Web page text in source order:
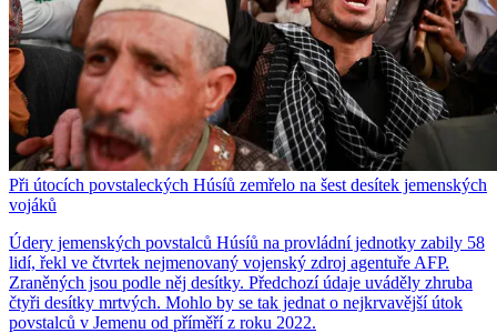
Při útocích povstaleckých Húsíů zemřelo na šest desítek jemenských
vojáků
Údery jemenských povstalců Húsíů na provládní jednotky zabily 58
lidí, řekl ve čtvrtek nejmenovaný vojenský zdroj agentuře AFP.
Zraněných jsou podle něj desítky. Předchozí údaje uváděly zhruba
čtyři desítky mrtvých. Mohlo by se tak jednat o nejkrvavější útok
povstalců v Jemenu od příměří z roku 2022.